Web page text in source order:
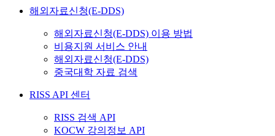
해외자료신청(E-DDS)
해외자료신청(E-DDS) 이용 방법
비용지원 서비스 안내
해외자료신청(E-DDS)
중국대학 자료 검색
RISS API 센터
RISS 검색 API
KOCW 강의정보 API